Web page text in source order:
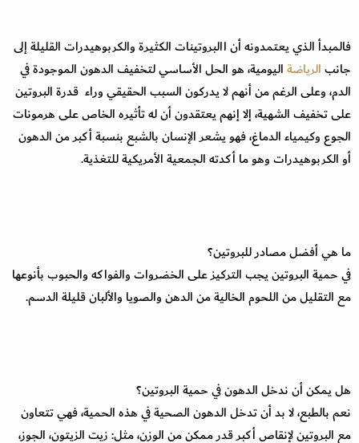
فالمبدأ الذي يعتمدونه أن االبروتينات الكثيرة والكربوهيدرات القليلة إلى
جانبالرياضةاليومية، هو الحل الأساسي لتخفيف الدهون الموجودة في
الدم، وعلى الرغم من أنهم لا يدركون السبب الحقيقي وراء قدرة البروتين
على تخفيف الشهية، إلا إنهم يعتقدون أن له تأثيره الخاص على هرمونات
الجوع وكيمياء الدماغ، فهو يشعر الإنسان بالشبع بنسبة أكبر من الدهون
أو الكربوهيدرات وهو ما أكدته الجمعية الأمريكية للتغذية.
ما هي أفضل مصادر للبروتين؟
في حمية البروتين يجب التركيز على الخضروات والفواكه والحبوب بأنوعها
مع التقليل من اللحوم الخالية من الدهن والصويا والألبان قليلة الدسم.
هل يمكن أن ندخل الدهون في حمية البروتين؟
نعم بالطبع، لا بد أن تدخل الدهون الصحية في هذه الحمية، فهي تتعاون
مع البروتين لإنقاص أكبر قدر ممكن من الوزن، مثل: زيت الزيتون، الجوز،